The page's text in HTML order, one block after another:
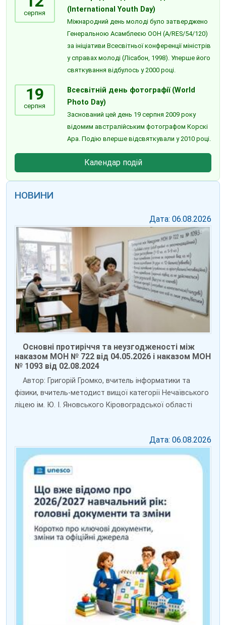
серпня
(International Youth Day)
Міжнародний день молоді було затверджено
Генеральною Асамблеєю ООН (A/RES/54/120)
за ініціативи Всесвітньої конференції міністрів
у справах молоді (Лісабон, 1998). Уперше його
святкування відбулось у 2000 році.
19
серпня
Всесвітній день фотографії (World
Photo Day)
Заснований цей день 19 серпня 2009 року
відомим австралійським фотографом Корскі
Ара. Подію вперше відсвяткували у 2010 році.
Календар подій
НОВИНИ
Дата: 06.08.2026
Основні протиріччя та неузгодженості між
наказом МОН № 722 від 04.05.2026 і наказом МОН
№ 1093 від 02.08.2024
Автор: Григорій Громко, вчитель інформатики та
фізики, вчитель-методист вищої категорії Нечаївського
ліцею ім. Ю. І. Яновського Кіровоградської області
Дата: 06.08.2026